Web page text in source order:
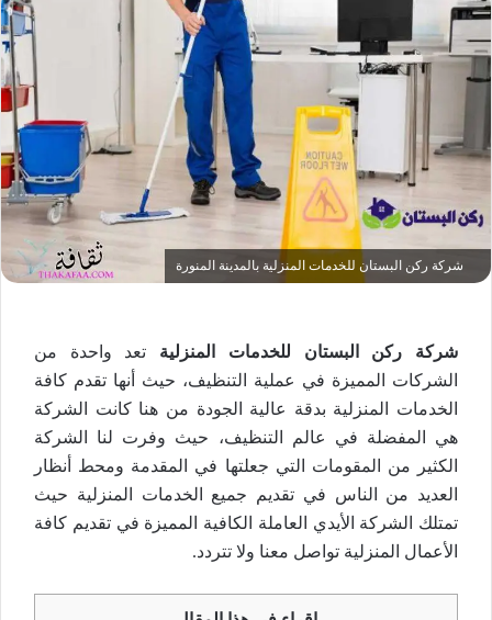
شركة ركن البستان للخدمات المنزلية بالمدينة المنورة
شركة ركن البستان للخدمات المنزلية تعد واحدة من
الشركات المميزة في عملية التنظيف، حيث أنها تقدم كافة
الخدمات المنزلية بدقة عالية الجودة من هنا كانت الشركة
هي المفضلة في عالم التنظيف، حيث وفرت لنا الشركة
الكثير من المقومات التي جعلتها في المقدمة ومحط أنظار
العديد من الناس في تقديم جميع الخدمات المنزلية حيث
تمتلك الشركة الأيدي العاملة الكافية المميزة في تقديم كافة
الأعمال المنزلية تواصل معنا ولا تتردد.